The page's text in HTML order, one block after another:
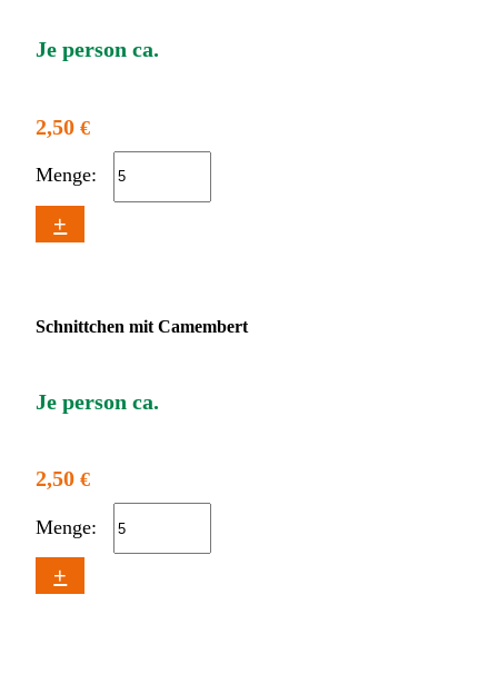
Je person ca.
2,50€
Menge:
+
Schnittchen mit Camembert
Je person ca.
2,50€
Menge:
+